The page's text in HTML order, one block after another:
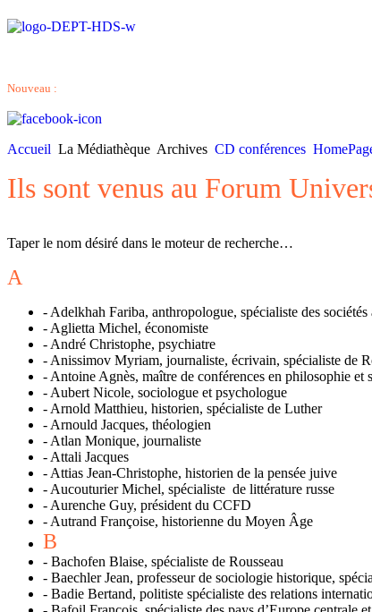
Nouveau :
Accueil La Médiathèque Archives CD conférences
Ils sont venus au Forum
Taper le nom désiré dans le moteur de recherche…
A
- Adelkhah Fariba, anthropologue, spécialiste des sociétés
- Aglietta Michel, économiste
- André Christophe, psychiatre
- Anissimov Myriam, journaliste, écrivain, spécialiste de
- Antoine Agnès, maître de conférences en philosophie et
- Aubert Nicole, sociologue et psychologue
- Arnold Matthieu, historien, spécialiste de Luther
- Arnould Jacques, théologien
- Atlan Monique, journaliste
- Attali Jacques
- Attias Jean-Christophe, historien de la pensée juive
- Aucouturier Michel, spécialiste de littérature russe
- Aurenche Guy, président du CCFD
- Autrand Françoise, historienne du Moyen Âge
B
- Bachofen Blaise, spécialiste de Rousseau
- Baechler Jean, professeur de sociologie historique,
- Badie Bertand, politiste spécialiste des relations